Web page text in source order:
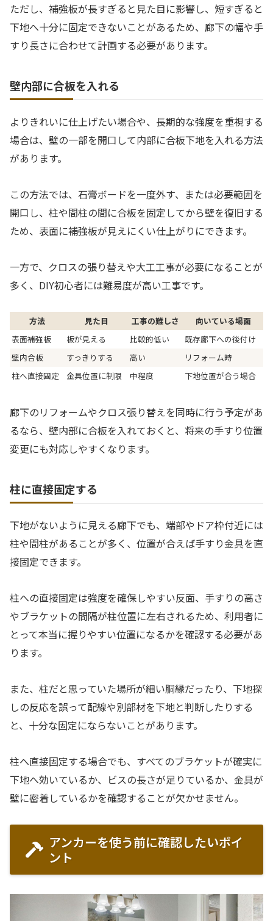
ただし、補強板が長すぎると見た目に影響し、短すぎると
下地へ十分に固定できないことがあるため、廊下の幅や手
すり長さに合わせて計画する必要があります。
壁内部に合板を入れる
よりきれいに仕上げたい場合や、長期的な強度を重視する
場合は、壁の一部を開口して内部に合板下地を入れる方法
があります。
この方法では、石膏ボードを一度外す、または必要範囲を
開口し、柱や間柱の間に合板を固定してから壁を復旧する
ため、表面に補強板が見えにくい仕上がりにできます。
一方で、クロスの張り替えや大工工事が必要になることが
多く、DIY初心者には難易度が高い工事です。
方法 見た目 工事の難しさ
向いている場面
表面補強板
板が見える 比較的低い
既存廊下への後付け
壁内合板
すっきりする 高い
リフォーム時
柱へ直接固定
金具位置に制限 中程度 下地位置が合う場合
廊下のリフォームやクロス張り替えを同時に行う予定があ
るなら、壁内部に合板を入れておくと、将来の手すり位置
変更にも対応しやすくなります。
柱に直接固定する
下地がないように見える廊下でも、端部やドア枠付近には
柱や間柱があることが多く、位置が合えば手すり金具を直
接固定できます。
柱への直接固定は強度を確保しやすい反面、手すりの高さ
やブラケットの間隔が柱位置に左右されるため、利用者に
とって本当に握りやすい位置になるかを確認する必要があ
ります。
また、柱だと思っていた場所が細い胴縁だったり、下地探
しの反応を誤って配線や別部材を下地と判断したりする
と、十分な固定にならないことがあります。
柱へ直接固定する場合でも、すべてのブラケットが確実に
下地へ効いているか、ビスの長さが足りているか、金具が
壁に密着しているかを確認することが欠かせません。
アンカーを使う前に確認したいポイ
ント